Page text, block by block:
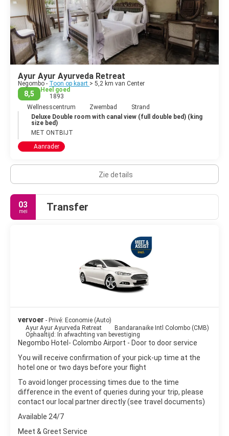
zich in de metropool Negombo.
Ayur Ayur Ayurveda Retreat
Negombo - Toon op kaart > 5,2 km van Center
8,5
Heel goed
1893
Wellnesscentrum
Zwembad
Strand
Deluxe Double room with canal view (full double bed) (king
size bed)
MET ONTBIJT
Aanrader
Zie details
03
mei Transfer
vervoer - Privé: Economie (Auto)
Ayur Ayur Ayurveda Retreat
Bandaranaike Intl Colombo (CMB)
Ophaaltijd: In afwachting van bevestiging
Negombo Hotel- Colombo Airport - Door to door service
You will receive confirmation of your pick-up time at the
hotel one or two days before your flight
To avoid longer processing times due to the time
difference in the event of queries during your trip, please
contact our local partner directly (see travel documents)
Available 24/7
Meet & Greet Service